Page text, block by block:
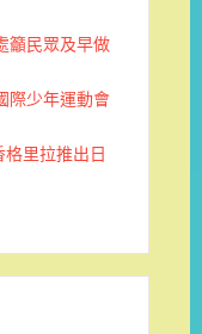
籲民眾及早做
際少年運動會
里拉推出日